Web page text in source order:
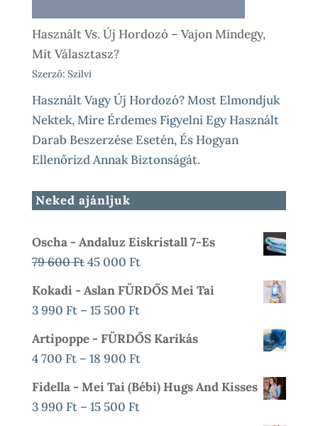
Használt Vs. Új Hordozó – Vajon Mindegy,
Mit Választasz?
Szerző: Szilvi
Használt Vagy Új Hordozó? Most Elmondjuk
Nektek, Mire Érdemes Figyelni Egy Használt
Darab Beszerzése Esetén, És Hogyan
Ellenőrizd Annak Biztonságát.
Neked ajánljuk
Oscha - Andaluz Eiskristall 7-Es
79 600FtOriginal
Was:
79
600 Ft.
45 000 FtCurrent
Price
000 Ft.
Kokadi - Aslan FÜRDŐS Mei Tai
3 990 Ft – 15 500 FtÁrtartomány:
3
990 Ft
-
15
500 Ft
Artipoppe - FÜRDŐS Karikás
4 700 Ft – 18 900 FtÁrtartomány:
4
700 Ft
Fidella - Mei Tai (bébi) Hugs And Kisses
3 990 Ft – 15 500 FtÁrtartomány: